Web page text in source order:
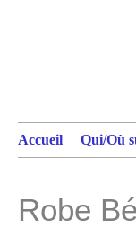
Accueil Qui/Où
Robe